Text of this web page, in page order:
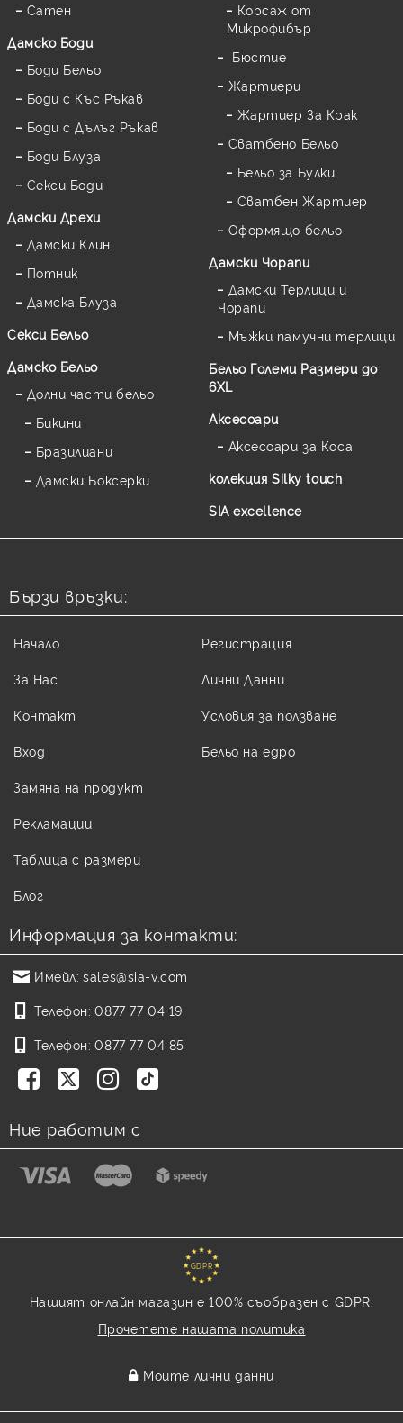
Сатен
Дамскo Боди
Боди Бельо
Боди с Къс Ръкав
Боди с Дълъг Ръкав
Боди Блуза
Секси Боди
Дамски Дрехи
Дамски Клин
Потник
Дамска Блуза
Секси Бельо
Дамско Бельо
Долни части бельо
Бикини
Бразилиани
Дамски Боксерки
Корсаж от
Микрофибър
Бюстие
Жартиери
Жартиер За Крак
Сватбено Бельо
Бельо за Булки
Сватбен Жартиер
Оформящо бельо
Дамски Чорапи
Дамски Терлици и
Чорапи
Мъжки памучни терлици
Бельо Големи Размери до
6XL
Аксесоари
Аксесоари за Коса
колекция Silky touch
SIA excellence
Бързи връзки:
Начало
За Нас
Контакт
Вход
Регистрация
Лични Данни
Условия за ползване
Бельо на едро
Замяна на продукт
Рекламации
Таблица с размери
Блог
Информация за контакти:
Имейл: sales@sia-v.com
Телефон: 0877 77 04 19
Телефон: 0877 77 04 85
Ние работим с
GDPR
Нашият онлайн магазин е 100% съобразен с GDPR.
Прочетете нашата политика
Моите лични данни